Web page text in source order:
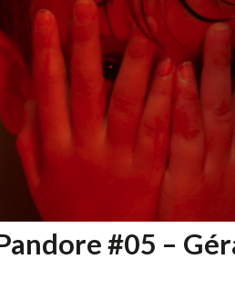
#05 –